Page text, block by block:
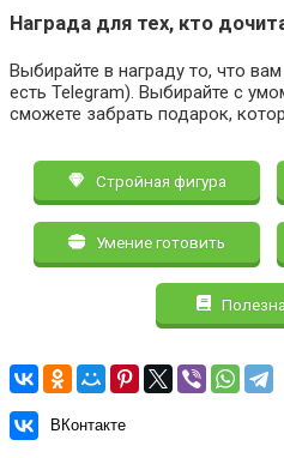
Награда для тех, кто
Выбирайте в награду то, что
есть Telegram). Выбирайте с
сможете забрать подарок,
Стройная фигура
Умение готовить
ВКонтакте